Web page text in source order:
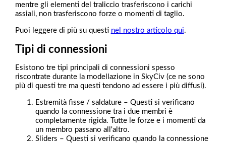
mentre gli elementi del traliccio trasferiscono i carichi
assiali, non trasferiscono forze o momenti di taglio.
Puoi leggere di più su questi nel nostro articolo qui.
Tipi di connessioni
Esistono tre tipi principali di connessioni spesso
riscontrate durante la modellazione in SkyCiv (ce ne sono
più di questi tre ma questi tendono ad essere i più diffusi).
Estremità fisse / saldature – Questi si verificano
quando la connessione tra i due membri è
completamente rigida. Tutte le forze e i momenti da
un membro passano all'altro.
Sliders – Questi si verificano quando la connessione